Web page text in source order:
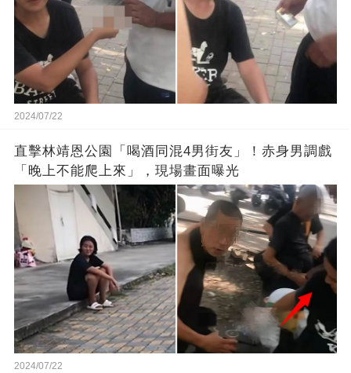
2024/07/22
直擊林靖恩公園「喝酒同混4男街友」！赤身男調戲
「晚上不能爬上來」，現場畫面曝光
2024/07/22